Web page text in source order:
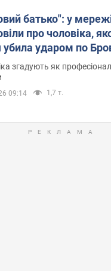
батько": у
про чоловіка,
убила ударом по
згадують як
09:14 1,7 т.